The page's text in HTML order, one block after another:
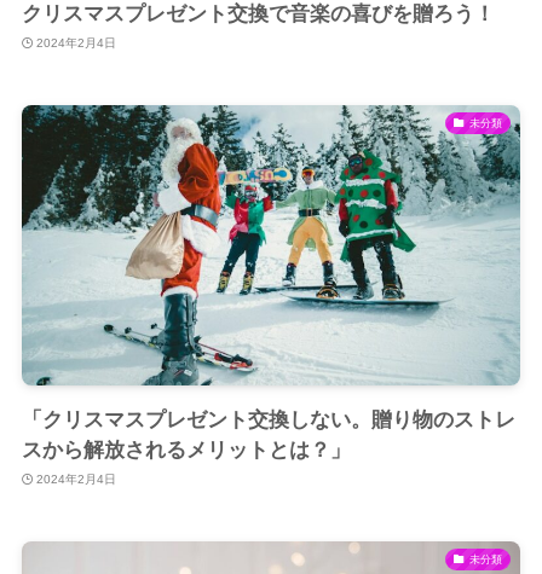
クリスマスプレゼント交換で音楽の喜びを贈ろう！
2024年2月4日
未分類
「クリスマスプレゼント交換しない。贈り物のストレ
スから解放されるメリットとは？」
2024年2月4日
未分類